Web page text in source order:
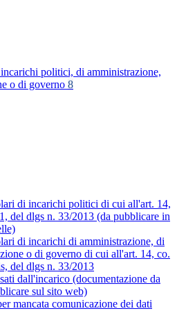
politici, di amministrazione,
o di governo 8
di incarichi politici di cui all'art. 14,
del dlgs n. 33/2013 (da pubblicare in
di incarichi di amministrazione, di
o di governo di cui all'art. 14, co.
del dlgs n. 33/2013
dall'incarico (documentazione da
sul sito web)
mancata comunicazione dei dati